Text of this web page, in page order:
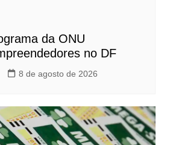
da ONU
no DF
8 de agosto de 2026